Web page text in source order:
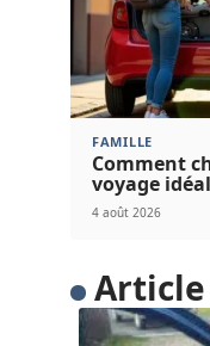
FAMILLE
Comment
voyage
4 août 2026